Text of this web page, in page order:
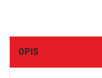
OPIS